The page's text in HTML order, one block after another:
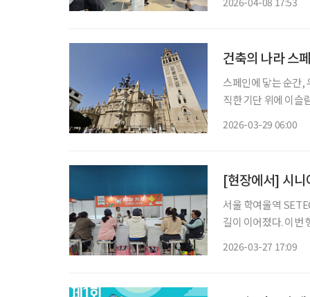
건축의 나라 스
스페인에 닿는 순간,
직한 기단 위에 이슬
2026-03-29 06:00
[현장에서] 시니
서울 학여울역
길이 이어졌다. 이번
2026-03-27 17:09